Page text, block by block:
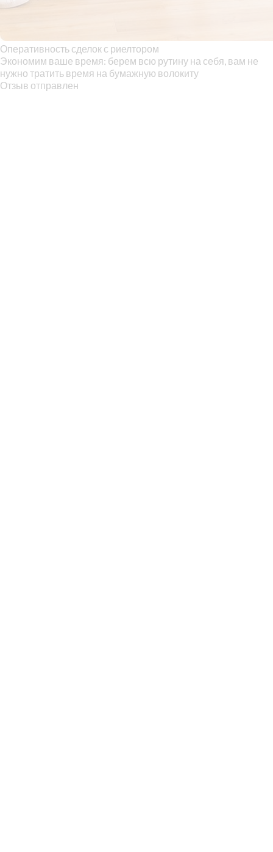
Оперативность сделок с риелтором
Экономим ваше время: берем всю рутину на себя, вам не
нужно тратить время на бумажную волокиту
Отзыв отправлен